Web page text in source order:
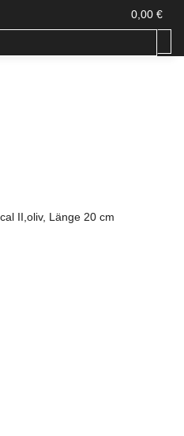
0,00 €